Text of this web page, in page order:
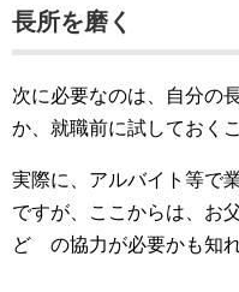
長所を磨く
次に必要なのは、自分の
か、就職前に試しておく
実際に、アルバイト等で
ですが、ここからは、お
ど の協力が必要かも知れ